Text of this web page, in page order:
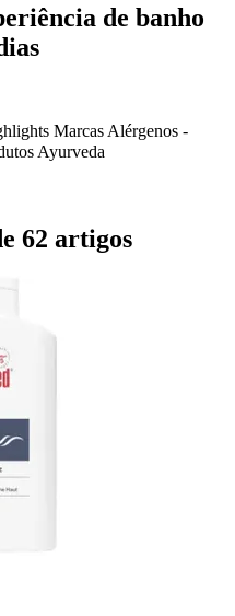
de banho
Marcas Alérgenos -
Ayurveda
62 artigos